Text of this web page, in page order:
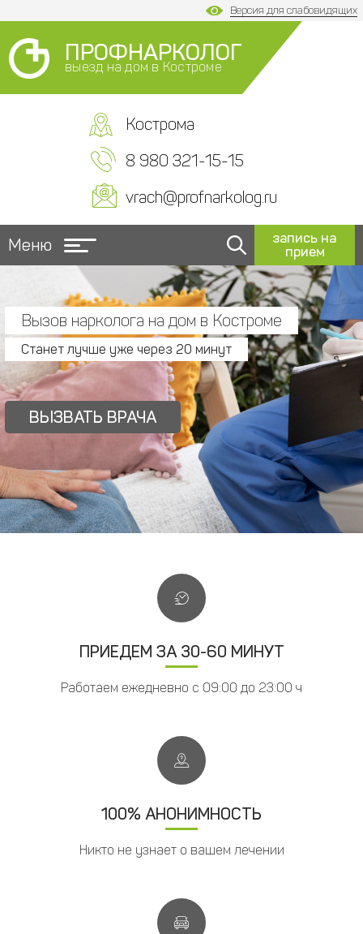
Версия для слабовидящих
ПРОФНАРКОЛОГ
выезд на дом в Костроме
Кострома
8 980 321-15-15
vrach@profnarkolog.ru
Меню
запись на
прием
Вызов нарколога на дом в Костроме
Станет лучше уже через 20 минут
ВЫЗВАТЬ ВРАЧА
ПРИЕДЕМ ЗА 30-60 МИНУТ
Работаем ежедневно с 09:00 до 23:00 ч
100% АНОНИМНОСТЬ
Никто не узнает о вашем лечении